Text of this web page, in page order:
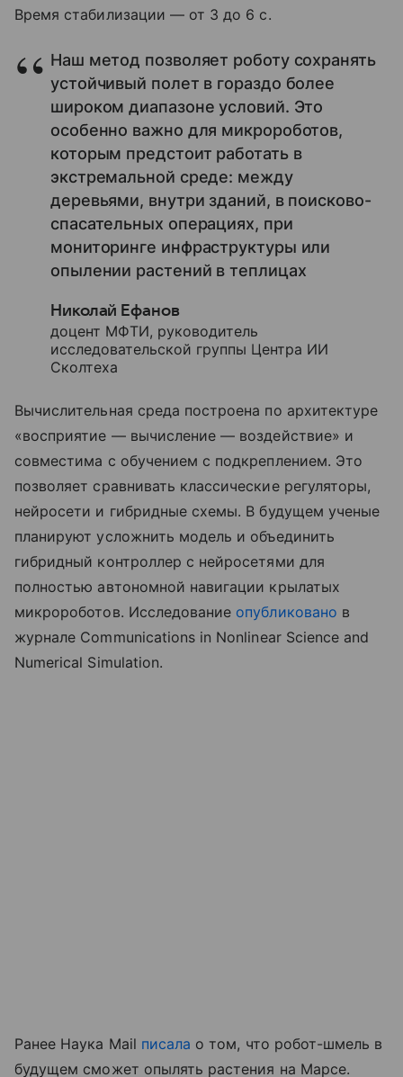
Время стабилизации — от 3 до 6 с.
Наш метод позволяет роботу сохранять
устойчивый полет в гораздо более
широком диапазоне условий. Это
особенно важно для микророботов,
которым предстоит работать в
экстремальной среде: между
деревьями, внутри зданий, в поисково-
спасательных операциях, при
мониторинге инфраструктуры или
опылении растений в теплицах
Николай Ефанов
доцент МФТИ, руководитель
исследовательской группы Центра ИИ
Сколтеха
Вычислительная среда построена по архитектуре
«восприятие — вычисление — воздействие» и
совместима с обучением с подкреплением. Это
позволяет сравнивать классические регуляторы,
нейросети и гибридные схемы. В будущем ученые
планируют усложнить модель и объединить
гибридный контроллер с нейросетями для
полностью автономной навигации крылатых
микророботов. Исследование опубликовано в
журнале Communications in Nonlinear Science and
Numerical Simulation.
Ранее Наука Mail писала о том, что робот-шмель в
будущем сможет опылять растения на Марсе.